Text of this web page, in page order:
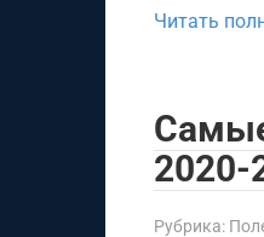
Читать
2020-
Рубрика: